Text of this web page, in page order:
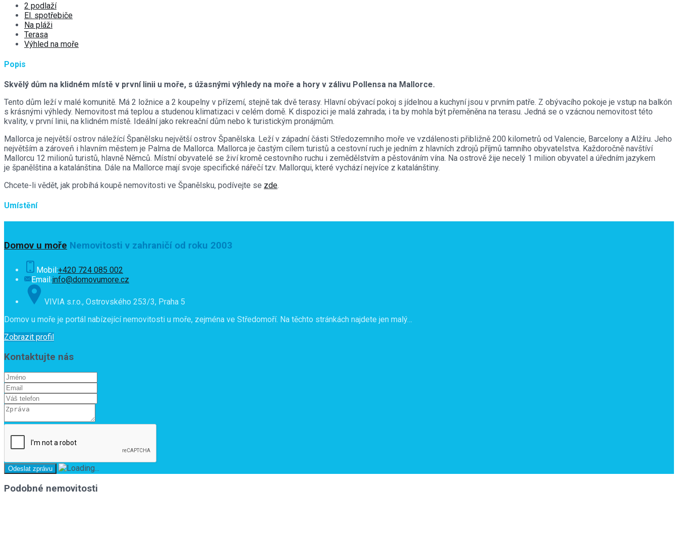
2 podlaží
El. spotřebiče
Na pláži
Terasa
Výhled na moře
Popis
Skvělý dům na klidném místě v první linii u moře, s úžasnými výhledy na moře a hory v zálivu Pollensa na Mallorce.
Tento dům ležív malé komunitě. Má 2 ložnice a 2 koupelny v přízemí, stejně tak dvě terasy. Hlavní obývací pokoj s jídelnou a kuchyní jsou v prvním patře. Z obývacího pokoje je vstup na balkón
s krásnými výhledy. Nemovitost má teplou a studenou klimatizaci v celém domě. K dispozici je malá zahrada; i ta by mohla být přeměněna na terasu. Jedná se o vzácnou nemovitost této
kvality, v první linii, na klidném místě. Ideální jako rekreační dům nebo k turistickým pronájmům.
Mallorca je největší ostrov náležící Španělsku největší ostrov Španělska. Leží v západní části Středozemního moře ve vzdálenosti přibližně 200 kilometrů od Valencie, Barcelony a Alžíru. Jeho
největším a zároveň i hlavním městem je Palma de Mallorca. Mallorca je častým cílem turistů a cestovní ruch je jedním z hlavních zdrojů příjmů tamního obyvatelstva. Každoročně navštíví
Mallorcu 12 milionů turistů, hlavně Němců. Místní obyvatelé se živí kromě cestovního ruchu i zemědělstvím a pěstováním vína. Na ostrově žije necelý 1 milion obyvatel a úředním jazykem
je španělština a katalánština. Dále na Mallorce mají svoje specifické nářečí tzv. Mallorqui, které vychází nejvíce z katalánštiny.
Chcete-li vědět, jak probíhá koupě nemovitosti ve Španělsku, podívejte se zde.
Umístění
Domov u moře Nemovitosti v zahraničí od roku 2003
Mobil:+420 724 085 002
Email:info@domovumore.cz
VIVIA s.r.o., Ostrovského 253/3, Praha 5
Domov u moře je portál nabízející nemovitosti u moře, zejména ve Středomoří. Na těchto stránkách najdete jen malý…
Zobrazit profil
Kontaktujte nás
Podobné nemovitosti